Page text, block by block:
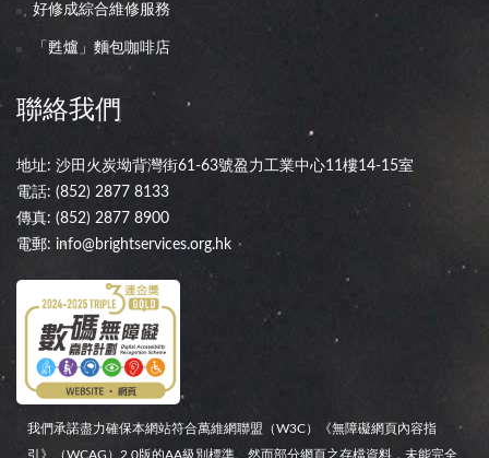
好修成綜合維修服務
「甦爐」麵包咖啡店
聯絡我們
地址: 沙田火炭坳背灣街61-63號盈力工業中心11樓14-15室
電話: (852) 2877 8133
傳真: (852) 2877 8900
電郵: info@brightservices.org.hk
我們承諾盡力確保本網站符合萬維網聯盟（W3C）《無障礙網頁內容指
引》（WCAG）2.0版的AA級別標準。然而部分網頁之存檔資料，未能完全